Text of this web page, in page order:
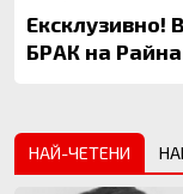
Ексклузивно!
БРАК на
НАЙ-ЧЕТЕНИ